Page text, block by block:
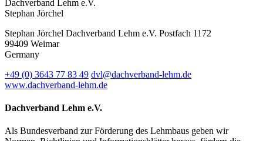
Dachverband Lehm e.V.
Stephan Jörchel
Stephan Jörchel Dachverband Lehm e.V. Postfach 1172
99409 Weimar
Germany
+49 (0) 3643 77 83 49 dvl@dachverband-lehm.de
www.dachverband-lehm.de
Dachverband Lehm e.V.
Als Bundesverband zur Förderung des Lehmbaus geben wir